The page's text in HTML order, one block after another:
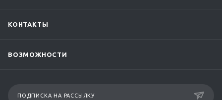
КОНТАКТЫ
ВОЗМОЖНОСТИ
ПОДПИСКА НА РАССЫЛКУ